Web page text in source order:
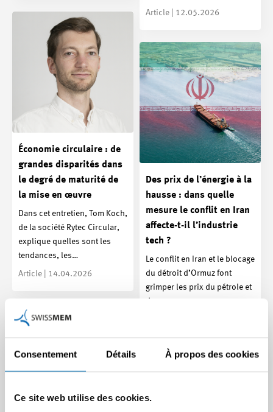
Consentement Détails À propos des cookies
Ce site web utilise des cookies.
Article | 12.05.2026
Économie circulaire : de
grandes disparités dans
le degré de maturité de
la mise en œuvre
Dans cet entretien, Tom Koch,
de la société Rytec Circular,
explique quelles sont les
tendances, les…
Article | 14.04.2026
Des prix de l’énergie à la
hausse : dans quelle
mesure le conflit en Iran
affecte-t-il l’industrie
tech ?
Le conflit en Iran et le blocage
du détroit d’Ormuz font
grimper les prix du pétrole et
du gaz…